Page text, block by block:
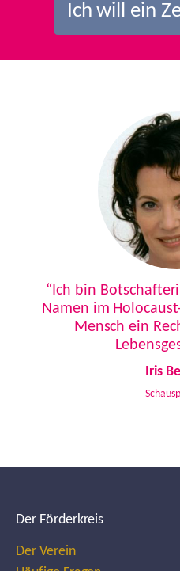
Ich will ein
“Ich bin
Namen im
Mensch ein
Iris
Der Förderkreis
Der Verein